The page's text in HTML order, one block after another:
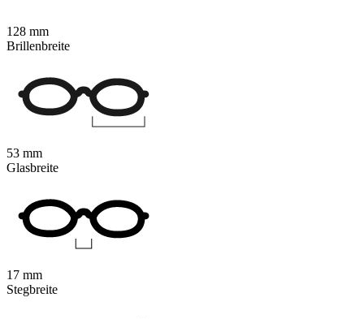
128 mm
Brillenbreite
53 mm
Glasbreite
17 mm
Stegbreite